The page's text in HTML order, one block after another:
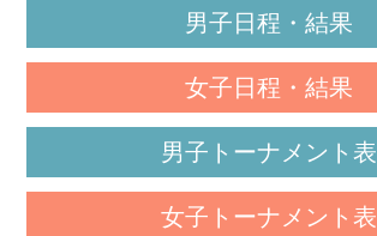
男子日程・結果
女子日程・結果
男子トーナメント表
女子トーナメント表